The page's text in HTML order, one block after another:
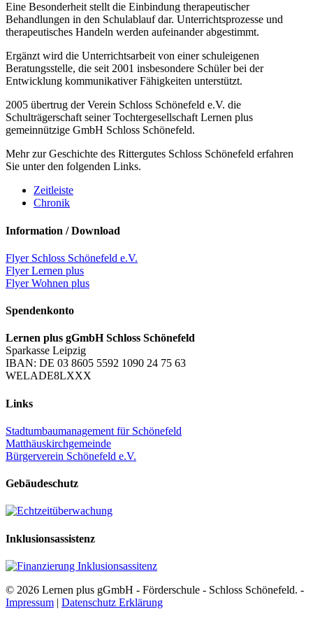
Eine Besonderheit stellt die Einbindung therapeutischer
Behandlungen in den Schulablauf dar. Unterrichtsprozesse und
therapeutisches Handeln werden aufeinander abgestimmt.
Ergänzt wird die Unterrichtsarbeit von einer schuleigenen
Beratungsstelle, die seit 2001 insbesondere Schüler bei der
Entwicklung kommunikativer Fähigkeiten unterstützt.
2005 übertrug der Verein Schloss Schönefeld e.V. die
Schulträgerschaft seiner Tochtergesellschaft Lernen plus
gemeinnützige GmbH Schloss Schönefeld.
Mehr zur Geschichte des Rittergutes Schloss Schönefeld erfahren
Sie unter den folgenden Links.
Zeitleiste
Chronik
Information / Download
Flyer Schloss Schönefeld e.V.
Flyer Lernen plus
Flyer Wohnen plus
Spendenkonto
Lernen plus gGmbH Schloss Schönefeld
Sparkasse Leipzig
IBAN: DE 03 8605 5592 1090 24 75 63
WELADE8LXXX
Links
Stadtumbaumanagement für Schönefeld
Matthäuskirchgemeinde
Bürgerverein Schönefeld e.V.
Gebäudeschutz
Inklusionsassistenz
© 2026 Lernen plus gGmbH - Förderschule - Schloss Schönefeld. -
Impressum | Datenschutz Erklärung